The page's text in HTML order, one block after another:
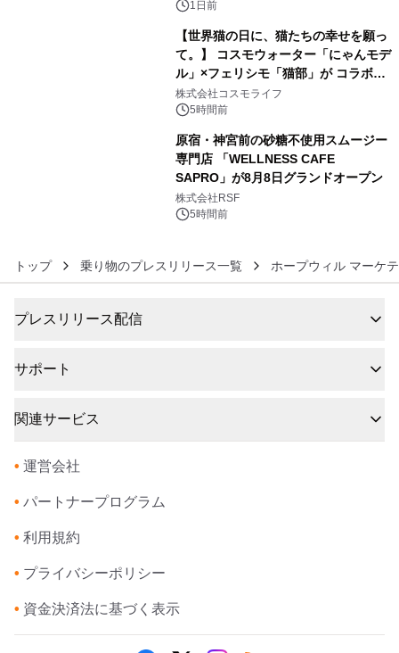
1日前
【世界猫の日に、猫たちの幸せを願っ
て。】 コスモウォーター「にゃんモデ
ル」×フェリシモ「猫部」が コラボキ
ャンペーンを実施
株式会社コスモライフ
5時間前
原宿・神宮前の砂糖不使用スムージー
専門店 「WELLNESS CAFE
SAPRO」が8月8日グランドオープン
株式会社RSF
5時間前
トップ 乗り物のプレスリリース一覧 ホープウィル マーケ
プレスリリース配信
サポート
関連サービス
• 運営会社
• パートナープログラム
• 利用規約
• プライバシーポリシー
• 資金決済法に基づく表示